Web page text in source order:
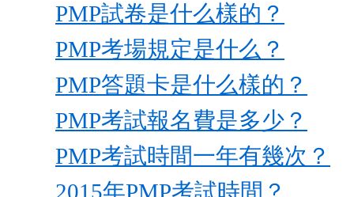
PMP試卷是什么樣的？
PMP考場規定是什么？
PMP答題卡是什么樣的？
PMP考試報名費是多少？
PMP考試時間一年有幾次？
2015年PMP考試時間？